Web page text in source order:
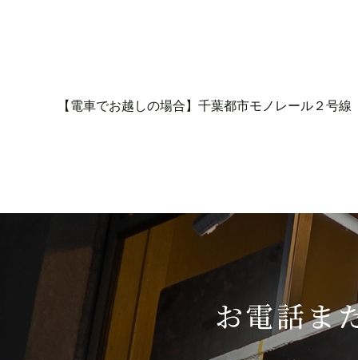
【電車でお越しの場合】 千葉都市モノレール２号線
お電話ま